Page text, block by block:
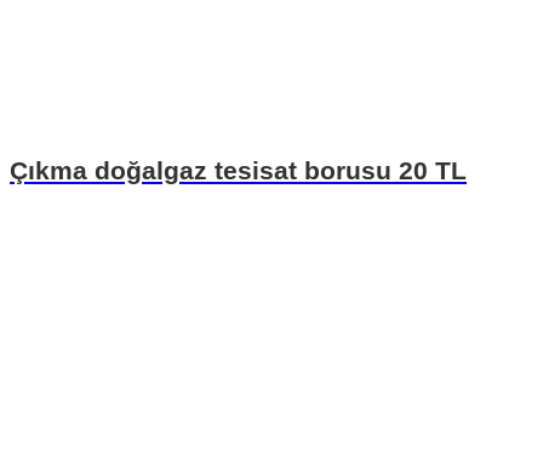
Çıkma doğalgaz tesisat borusu 20 TL